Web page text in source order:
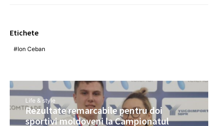
Etichete
Ion Ceban
Life & style
Rezultate remarcabile pentru doi
sportivi moldoveni la Campionatul